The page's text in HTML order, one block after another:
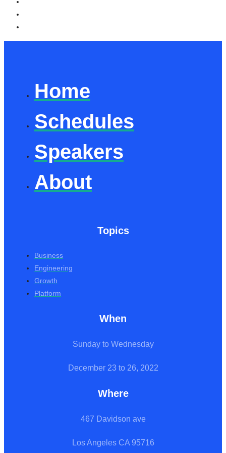
Home
Schedules
Speakers
About
Topics
Business
Engineering
Growth
Platform
When
Sunday to Wednesday
December 23 to 26, 2022
Where
467 Davidson ave
Los Angeles CA 95716